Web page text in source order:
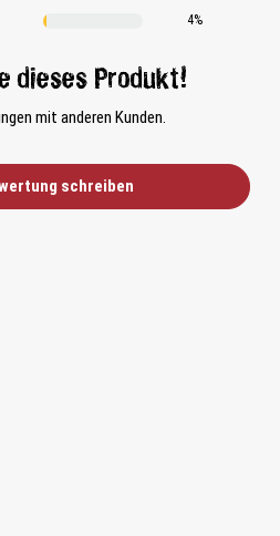
4%
dieses Produkt!
mit anderen Kunden.
schreiben